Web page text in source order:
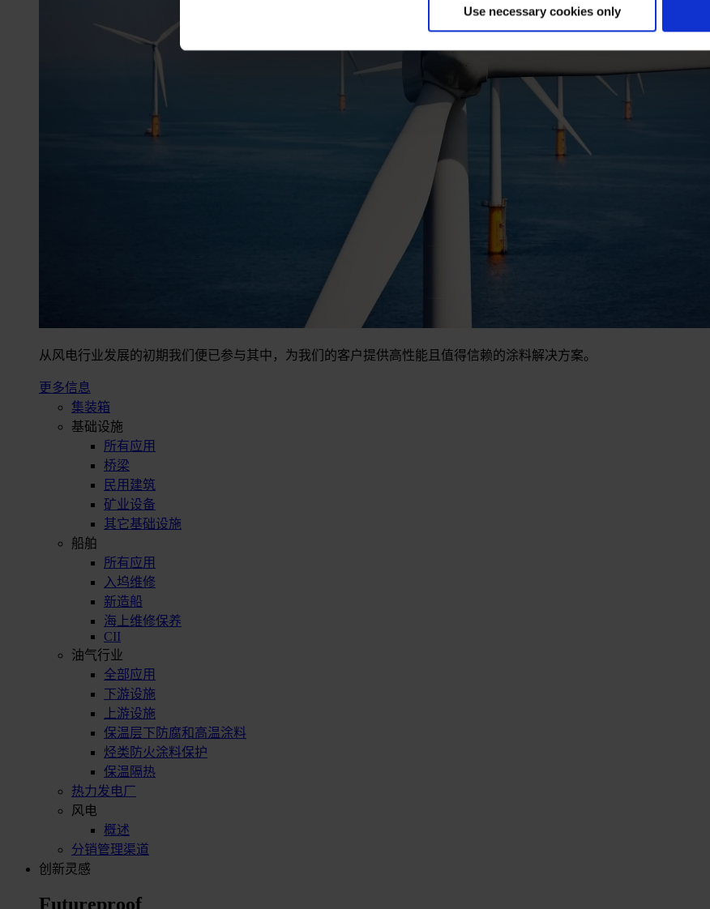
Use necessary cookies only
从风电行业发展的初期我们便已参与其中，为我们的客户提供高性能且值得信赖的涂料解决方案。
更多信息
集装箱
基础设施
所有应用
桥梁
民用建筑
矿业设备
其它基础设施
船舶
所有应用
入坞维修
新造船
海上维修保养
CII
油气行业
全部应用
下游设施
上游设施
保温层下防腐和高温涂料
烃类防火涂料保护
保温隔热
热力发电厂
风电
概述
分销管理渠道
创新灵感
Futureproof